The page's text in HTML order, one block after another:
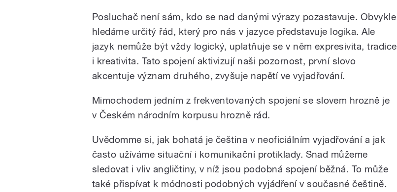
Posluchač není sám, kdo se nad danými výrazy pozastavuje. Obvykle
hledáme určitý řád, který pro nás v jazyce představuje logika. Ale
jazyk nemůže být vždy logický, uplatňuje se v něm expresivita, tradice
i kreativita. Tato spojení aktivizují naši pozornost, první slovo
akcentuje význam druhého, zvyšuje napětí ve vyjadřování.
Mimochodem jedním z frekventovaných spojení se slovem hrozně je
v Českém národním korpusu hrozně rád.
Uvědomme si, jak bohatá je čeština v neoficiálním vyjadřování a jak
často užíváme situační i komunikační protiklady. Snad můžeme
sledovat i vliv angličtiny, v níž jsou podobná spojení běžná. To může
také přispívat k módnosti podobných vyjádření v současné češtině.